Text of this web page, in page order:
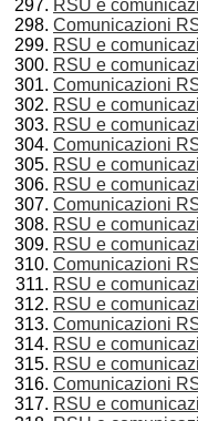
RSU e
Comunicazioni
RSU e
RSU e
Comunicazioni
RSU e
RSU e
Comunicazioni
RSU e
RSU e
Comunicazioni
RSU e
RSU e
Comunicazioni
RSU e
RSU e
Comunicazioni
RSU e
RSU e
Comunicazioni
RSU e